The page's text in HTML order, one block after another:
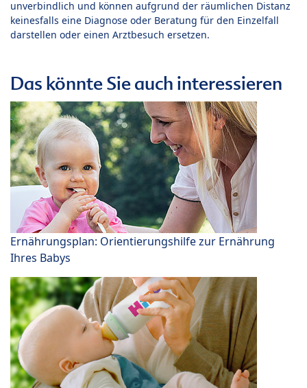
unverbindlich und können aufgrund der räumlichen Distanz
keinesfalls eine Diagnose oder Beratung für den Einzelfall
darstellen oder einen Arztbesuch ersetzen.
Das könnte Sie auch interessieren
Ernährungsplan: Orientierungshilfe zur Ernährung
Ihres Babys